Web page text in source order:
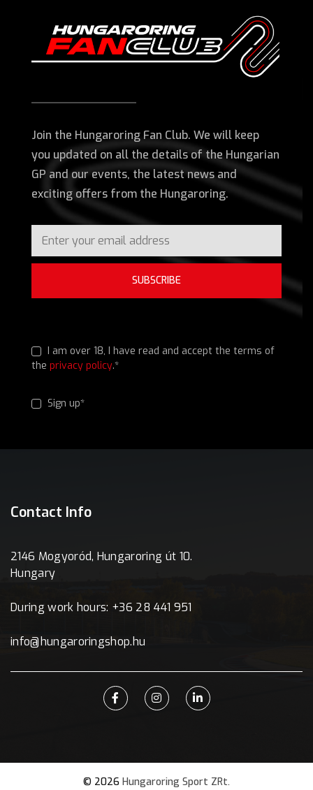
Join the Hungaroring Fan Club. We will keep
you updated on all the details of the Hungarian
GP and our events, the latest news and
exciting offers from the Hungaroring.
SUBSCRIBE
I am over 18, I have read and accept the terms of
the privacy policy.*
Sign up*
Contact Info
2146 Mogyoród, Hungaroring út 10.
Hungary
During work hours: +36 28 441 951
info@hungaroringshop.hu
© 2026 Hungaroring Sport ZRt.